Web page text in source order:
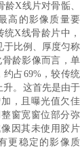
龄X线片对骨骺、
高的影像质量要
统X线骨龄片中，
于比例、厚度匀称
龄影像而言，单
约占69%，较传统
升。这首先是由于
，且曝光值欠佳
窗宽窗位部分弥
因其未使用胶片
更稳定的影像质